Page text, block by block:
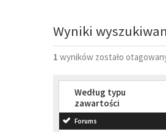
Wyniki
1 wyników zostało
Według typu
zawartości
Forums